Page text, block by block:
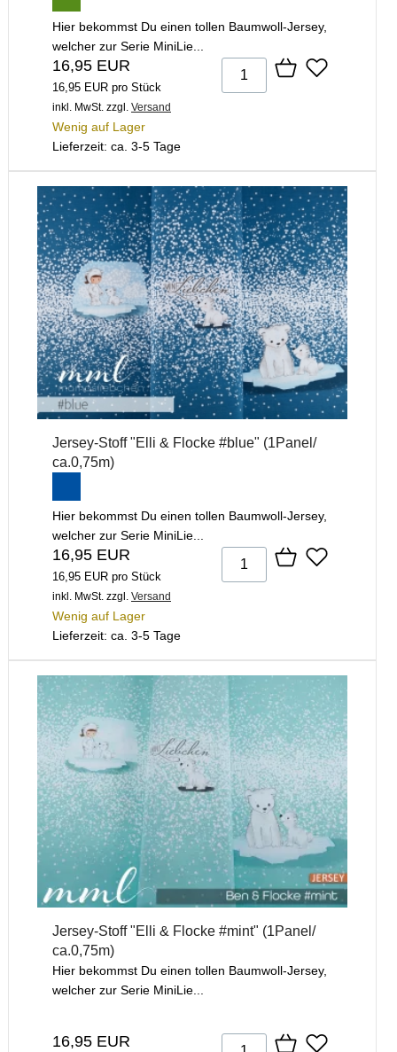
Hier bekommst Du einen tollen Baumwoll-Jersey,
welcher zur Serie MiniLie...
16,95 EUR
16,95 EUR pro Stück
inkl. MwSt. zzgl. Versand
Wenig auf Lager
Lieferzeit: ca. 3-5 Tage
Jersey-Stoff "Elli & Flocke #blue" (1Panel/
ca.0,75m)
Hier bekommst Du einen tollen Baumwoll-Jersey,
welcher zur Serie MiniLie...
16,95 EUR
16,95 EUR pro Stück
inkl. MwSt. zzgl. Versand
Wenig auf Lager
Lieferzeit: ca. 3-5 Tage
Jersey-Stoff "Elli & Flocke #mint" (1Panel/
ca.0,75m)
Hier bekommst Du einen tollen Baumwoll-Jersey,
welcher zur Serie MiniLie...
16,95 EUR